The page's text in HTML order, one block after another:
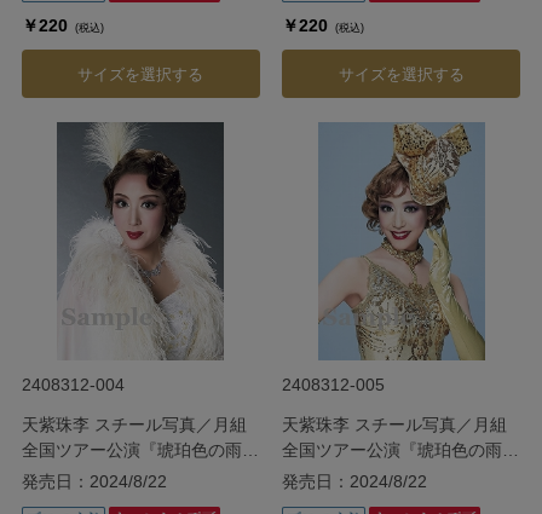
￥220 (税込)
サイズを選択する
￥220 (税込)
サイズを選択する
2408312-004
天紫珠李 スチール写真／月組
全国ツアー公演『琥珀色の雨に
ぬれて』『Grande
発売日：2024/8/22
2408312-005
天紫珠李 スチール写真／月組
全国ツアー公演『琥珀色の雨に
ぬれて』『Grande
発売日：2024/8/22